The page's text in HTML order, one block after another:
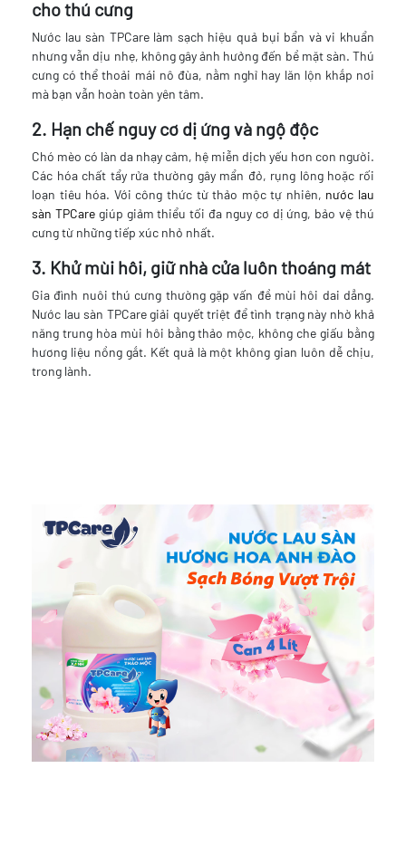
cho thú cưng
Nước lau sàn TPCare làm sạch hiệu quả bụi bẩn và vi khuẩn
nhưng vẫn dịu nhẹ, không gây ảnh hưởng đến bề mặt sàn. Thú
cưng có thể thoải mái nô đùa, nằm nghỉ hay lăn lộn khắp nơi
mà bạn vẫn hoàn toàn yên tâm.
2. Hạn chế nguy cơ dị ứng và ngộ độc
Chó mèo có làn da nhạy cảm, hệ miễn dịch yếu hơn con người.
Các hóa chất tẩy rửa thường gây mẩn đỏ, rụng lông hoặc rối
loạn tiêu hóa. Với công thức từ thảo mộc tự nhiên, nước lau
sàn TPCaregiúp giảm thiểu tối đa nguy cơ dị ứng, bảo vệ thú
cưng từ những tiếp xúc nhỏ nhất.
3. Khử mùi hôi, giữ nhà cửa luôn thoáng mát
Gia đình nuôi thú cưng thường gặp vấn đề mùi hôi dai dẳng.
Nước lau sàn TPCare giải quyết triệt để tình trạng này nhờ khả
năng trung hòa mùi hôi bằng thảo mộc, không che giấu bằng
hương liệu nồng gắt. Kết quả là một không gian luôn dễ chịu,
trong lành.